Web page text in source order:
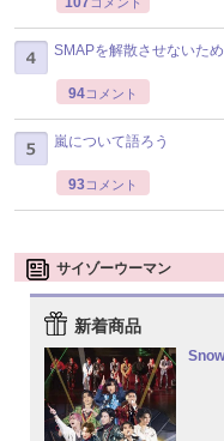
SMAPを解散させないた
94コメント
嵐について語ろう
93コメント
サイゾーウーマン
新着商品